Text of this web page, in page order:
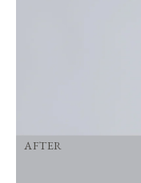
AFTER